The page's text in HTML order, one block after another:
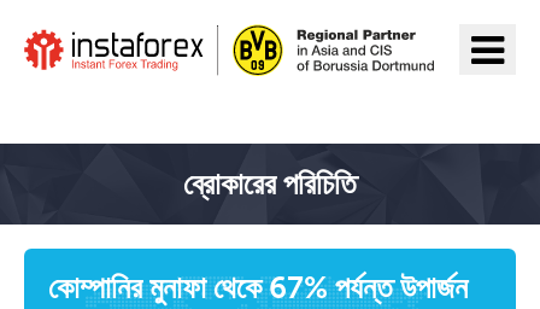
ব্রোকারের পরিচিতি
কোম্পানির মুনাফা থেকে 67% পর্যন্ত উপার্জন